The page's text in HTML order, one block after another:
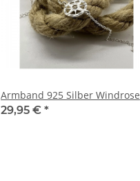
Armband 925 Silber Windrose
29,95 € *